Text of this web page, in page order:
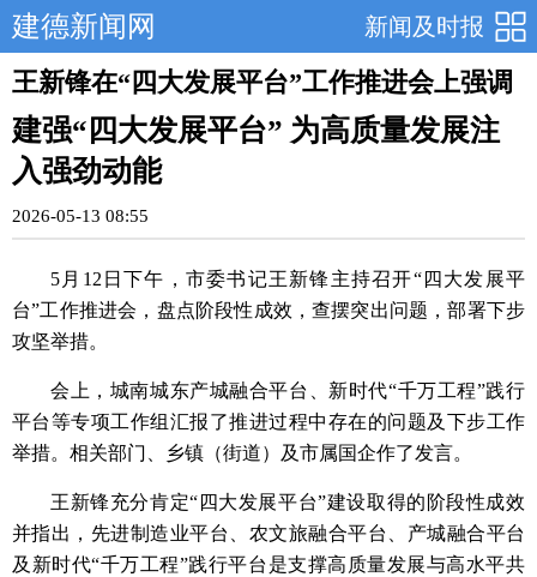
新闻及时报
建德新闻网
王新锋在“四大发展平台”工作推进会上强调
建强“四大发展平台” 为高质量发展注
入强劲动能
2026-05-13 08:55
5月12日下午，市委书记王新锋主持召开“四大发展平
台”工作推进会，盘点阶段性成效，查摆突出问题，部署下步
攻坚举措。
会上，城南城东产城融合平台、新时代“千万工程”践行
平台等专项工作组汇报了推进过程中存在的问题及下步工作
举措。相关部门、乡镇（街道）及市属国企作了发言。
王新锋充分肯定“四大发展平台”建设取得的阶段性成效
并指出，先进制造业平台、农文旅融合平台、产城融合平台
及新时代“千万工程”践行平台是支撑高质量发展与高水平共